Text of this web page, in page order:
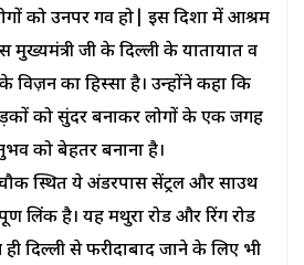
को उनपर गर्व हो| इस दिशा में आश्रम
मुख्यमंत्री जी के दिल्ली के यातायात व
विज़न का हिस्सा है। उन्होंने कहा कि
को सुंदर बनाकर लोगों के एक जगह
को बेहतर बनाना है।
स्थित ये अंडरपास सेंट्रल और साउथ
लिंक है। यह मथुरा रोड और रिंग रोड
दिल्ली से फरीदाबाद जाने के लिए भी